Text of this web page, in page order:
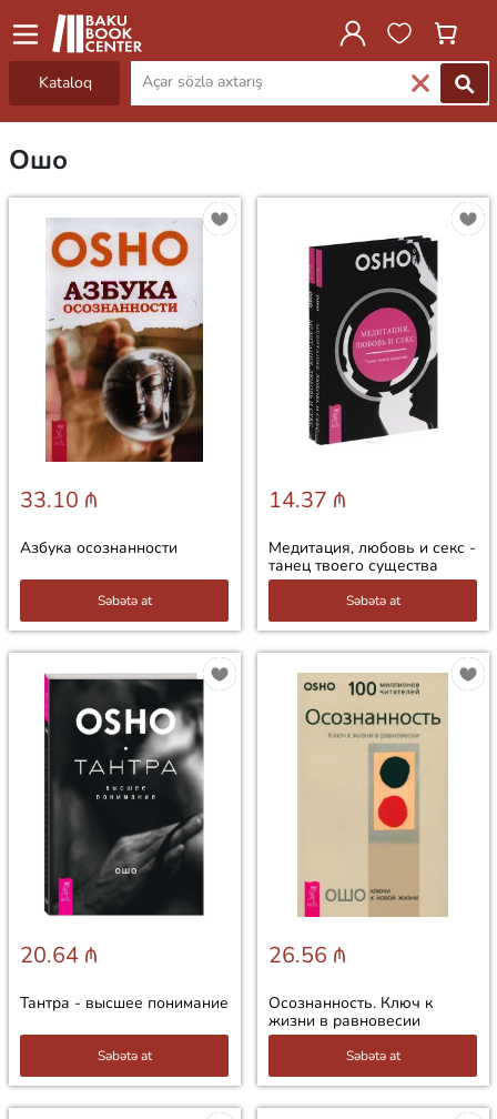
Kataloq
Ошо
33.10 ₼
Азбука осознанности
Səbətə at
14.37 ₼
Медитация, любовь и секс -
танец твоего существа
Səbətə at
20.64 ₼
Тантра - высшее понимание
Səbətə at
26.56 ₼
Осознанность. Ключ к
жизни в равновесии
Səbətə at